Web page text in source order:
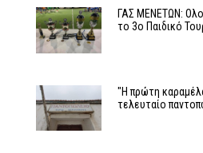
ΓΑΣ ΜΕΝΕΤΩΝ:
το 3ο Παιδικό
"Η πρώτη
τελευταίο